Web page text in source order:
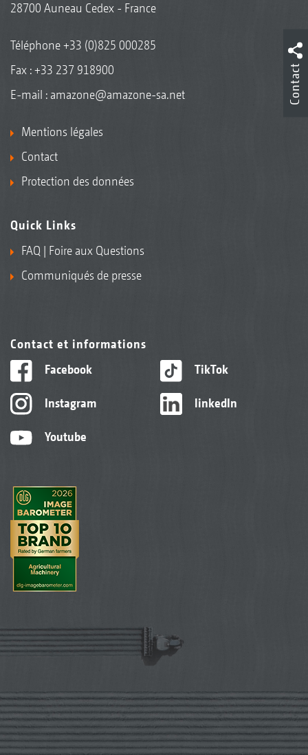
28700 Auneau Cedex - France
Téléphone+33 (0)825 000285
Fax : +33 237 918900
E-mail : amazone@amazone-sa.net
Mentions légales
Contact
Protection des données
Quick Links
FAQ | Foire aux Questions
Communiqués de presse
Contact et informations
Facebook
Instagram
Youtube
TikTok
linkedIn
Contact